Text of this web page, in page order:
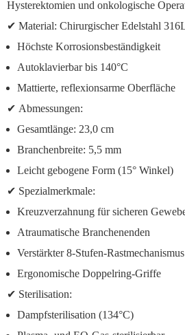
Hysterektomien und onkologische
✔ Material: Chirurgischer Edelstahl
Höchste Korrosionsbeständigkeit
Autoklavierbar bis 140°C
Mattierte, reflexionsarme Oberfläche
✔ Abmessungen:
Gesamtlänge: 23,0 cm
Branchenbreite: 5,5 mm
Leicht gebogene Form (15° Winkel)
✔ Spezialmerkmale:
Kreuzverzahnung für sicheren
Atraumatische Branchenenden
Verstärkter 8-Stufen-Rastmechanismus
Ergonomische Doppelring-Griffe
✔ Sterilisation:
Dampfsterilisation (134°C)